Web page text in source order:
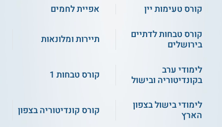
תקשורת בינאישית עיצוב עוגות
מבוא ליישומי מחשב תזונה נכונה
תברואה וניקיון המזון סוגי עוגות פאי
שלבים באפיית לחמים
קורס טעימות יין
אפיית לחמים
קורס טבחות לדתיים
בירושלים
תיירות ומלונאות
לימודי ערב
בקונדיטוריה ובישול
קורס טבחות 1
לימודי בישול בצפון
הארץ
קורס קונדיטוריה בצפון